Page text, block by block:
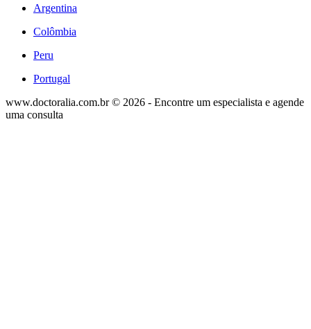
Argentina
Colômbia
Peru
Portugal
www.doctoralia.com.br © 2026 - Encontre um especialista e agende
uma consulta